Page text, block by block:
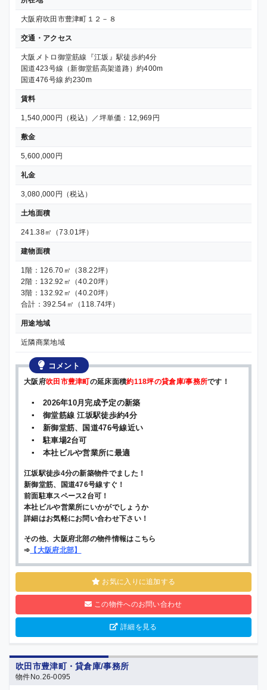
大阪府吹田市豊津町１２－８
交通・アクセス
大阪メトロ御堂筋線『江坂』駅徒歩約4分
国道423号線（新御堂筋高架道路）約400m
国道476号線 約230m
賃料
1,540,000円（税込）／坪単価：12,969円
敷金
5,600,000円
礼金
3,080,000円（税込）
土地面積
241.38㎡（73.01坪）
建物面積
1階：126.70㎡（38.22坪）
2階：132.92㎡（40.20坪）
3階：132.92㎡（40.20坪）
合計：392.54㎡（118.74坪）
用途地域
近隣商業地域
コメント
大阪府吹田市豊津町の延床面積約118坪の貸倉庫/事務所です！
▪ 2026年10月完成予定の新築
▪ 御堂筋線 江坂駅徒歩約4分
▪ 新御堂筋、国道476号線近い
▪ 駐車場2台可
▪ 本社ビルや営業所に最適
江坂駅徒歩4分の新築物件でました！
新御堂筋、国道476号線すぐ！
前面駐車スペース2台可！
本社ビルや営業所にいかがでしょうか
詳細はお気軽にお問い合わせ下さい！
その他、大阪府北部の物件情報はこちら
➾ 【大阪府北部】
お気に入りに追加する
この物件へのお問い合わせ
詳細を見る
吹田市豊津町・貸倉庫/事務所
物件No.26-0095